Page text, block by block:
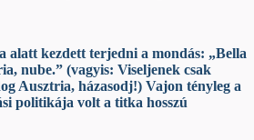
alatt kezdett terjedni a mondás: „Bella
nube.” (vagyis: Viseljenek csak
Ausztria, házasodj!) Vajon tényleg a
politikája volt a titka hosszú